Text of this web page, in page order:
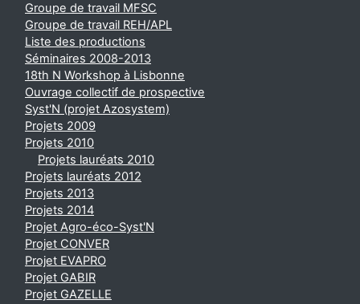
Groupe de travail MFSC
Groupe de travail REH/APL
Liste des productions
Séminaires 2008-2013
18th N Workshop à Lisbonne
Ouvrage collectif de prospective
Syst'N (projet Azosystem)
Projets 2009
Projets 2010
Projets lauréats 2010
Projets lauréats 2012
Projets 2013
Projets 2014
Projet Agro-éco-Syst'N
Projet CONVER
Projet EVAPRO
Projet GABIR
Projet GAZELLE